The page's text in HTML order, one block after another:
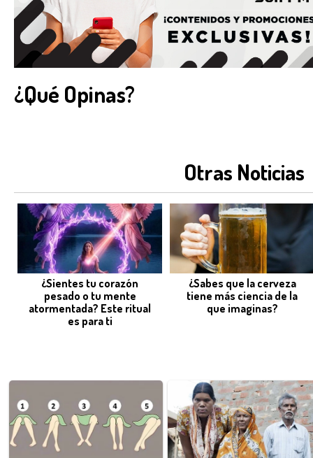
¿Qué Opinas?
Otras Noticias
¿Sientes tu corazón
pesado o tu mente
atormentada? Este ritual
es para ti
¿Sabes que la cerveza
tiene más ciencia de la
que imaginas?